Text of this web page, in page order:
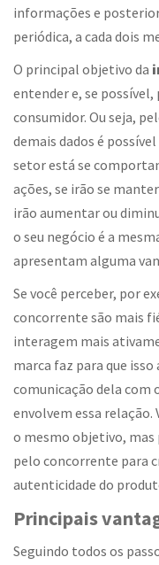
informações e
periódica, a cada dois
O principal objetivo da
entender e, se
consumidor. Ou seja,
demais dados é
setor está se
ações, se irão se
irão aumentar ou
o seu negócio é a
apresentam alguma
Se você perceber, por
concorrente são mais
interagem mais
marca faz para que
comunicação dela com
envolvem essa relação.
o mesmo objetivo, mas
pelo concorrente para
autenticidade do
Principais
Seguindo todos os